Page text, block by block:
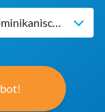
Republik